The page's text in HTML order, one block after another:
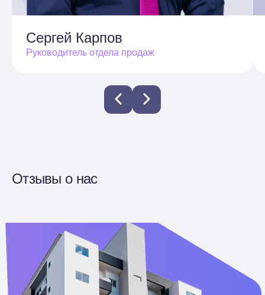
Сергей Карпов
Руководитель отдела продаж
Отзывы о нас